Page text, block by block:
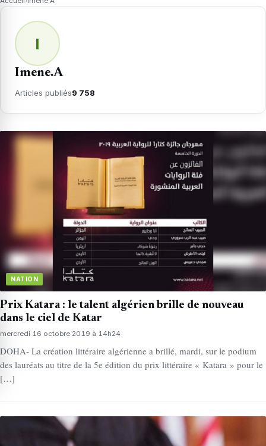
I
Imene.A
Articles publiés9 758
NATION
Prix Katara : le talent algérien brille de nouveau
dans le ciel de Katar
mercredi 16 octobre 2019 à 14h24
DOHA- La création littéraire algérienne a brillé, mardi, sur le podium
des lauréats au titre de la 5e édition du prix littéraire « Katara » pour le
[…]